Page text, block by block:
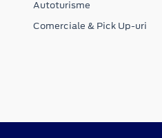
Autoturisme
Comerciale & Pick Up-uri